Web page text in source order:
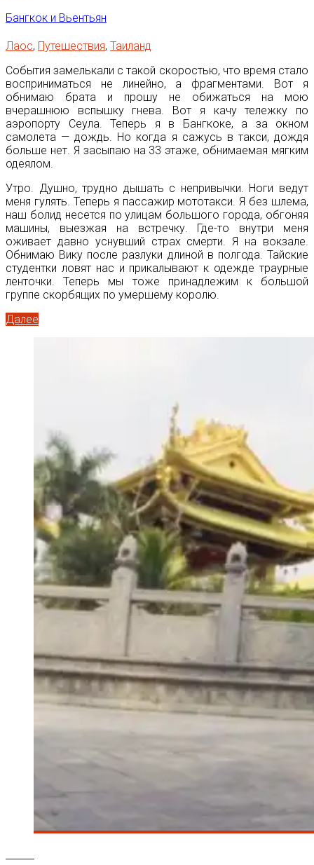
Бангкок и Вьентьян
Лаос, Путешествия, Таиланд
События замелькали с такой скоростью, что время стало
восприниматься не линейно, а фрагментами. Вот я
обнимаю брата и прошу не обижаться на мою
вчерашнюю вспышку гнева. Вот я качу тележку по
аэропорту Сеула. Теперь я в Бангкоке, а за окном
самолета — дождь. Но когда я сажусь в такси, дождя
больше нет. Я засыпаю на 33 этаже, обнимаемая мягким
одеялом.
Утро. Душно, трудно дышать с непривычки. Ноги ведут
меня гулять. Теперь я пассажир мототакси. Я без шлема,
наш болид несется по улицам большого города, обгоняя
машины, выезжая на встречку. Где-то внутри меня
оживает давно уснувший страх смерти. Я на вокзале.
Обнимаю Вику после разлуки длиной в полгода. Тайские
студентки ловят нас и прикалывают к одежде траурные
ленточки. Теперь мы тоже принадлежим к большой
группе скорбящих по умершему королю.
Далее